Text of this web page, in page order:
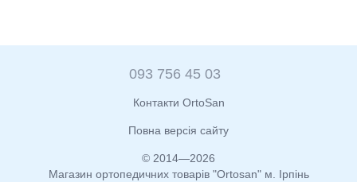
093 756 45 03
Контакти OrtoSan
Повна версія сайту
© 2014—2026
Магазин ортопедичних товарів "Ortosan" м. Ірпінь